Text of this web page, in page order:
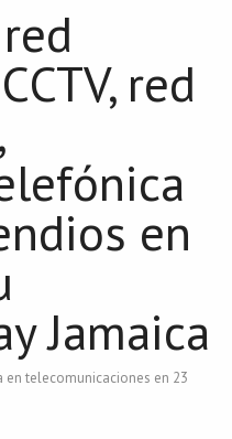
red
en
Jamaica
telecomunicaciones en 23